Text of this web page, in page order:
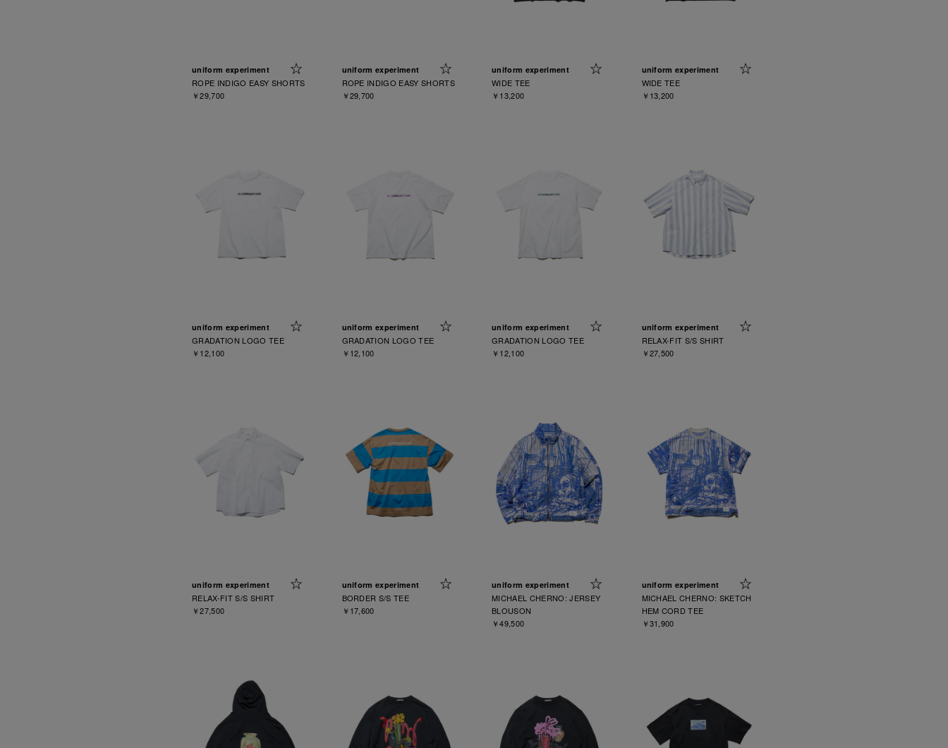
uniform experiment
ROPE INDIGO EASY SHORTS
￥29,700
uniform experiment
ROPE INDIGO EASY SHORTS
￥29,700
uniform experiment
WIDE TEE
￥13,200
uniform experiment
WIDE TEE
￥13,200
uniform experiment
GRADATION LOGO TEE
￥12,100
uniform experiment
GRADATION LOGO TEE
￥12,100
uniform experiment
GRADATION LOGO TEE
￥12,100
uniform experiment
RELAX-FIT S/S SHIRT
￥27,500
uniform experiment
RELAX-FIT S/S SHIRT
￥27,500
uniform experiment
BORDER S/S TEE
￥17,600
uniform experiment
MICHAEL CHERNO: JERSEY
BLOUSON
￥49,500
uniform experiment
MICHAEL CHERNO: SKETCH
HEM CORD TEE
￥31,900